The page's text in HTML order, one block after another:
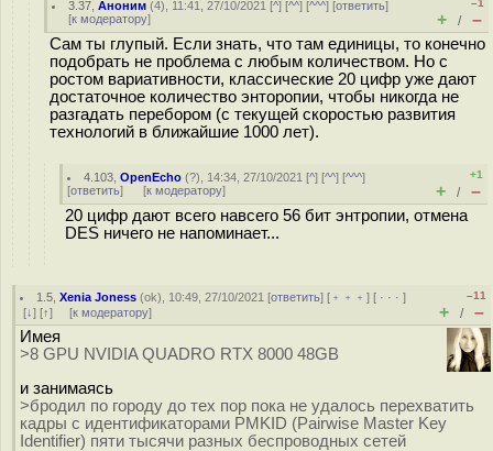
3.37 ,Аноним (4), 11:41, 27/10/2021 [^] [^^] [^^^] [ответить]
[к модератору]
–1
+ / –
Сам ты глупый. Если знать, что там единицы, то конечно
подобрать не проблема с любым количеством. Но с
ростом вариативности, классические 20 цифр уже дают
достаточное количество энторопии, чтобы никогда не
разгадать перебором (с текущей скоростью развития
технологий в ближайшие 1000 лет).
4.103 ,OpenEcho (?), 14:34, 27/10/2021 [^] [^^] [^^^]
[ответить] [к модератору]
+1
+ / –
20 цифр дают всего навсего 56 бит энтропии, отмена
DES ничего не напоминает...
1.5 ,Xenia Joness (ok), 10:49, 27/10/2021 [ответить] [ ﹢﹢﹢] [ · · ·]
[↓] [↑] [к модератору]
–11
+ / –
Имея
>8 GPU NVIDIA QUADRO RTX 8000 48GB
и занимаясь
>бродил по городу до тех пор пока не удалось перехватить
кадры с идентификаторами PMKID (Pairwise Master Key
Identifier) пяти тысячи разных беспроводных сетей